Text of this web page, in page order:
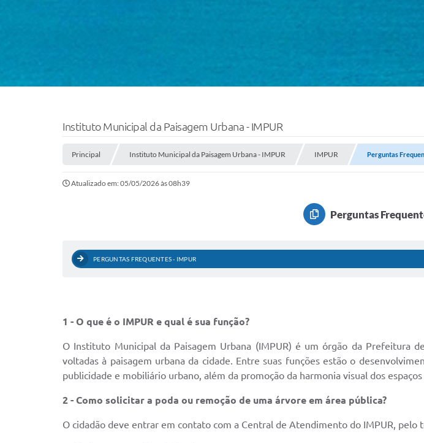
Instituto Municipal da Paisagem Urbana - IMPUR
Principal Instituto Municipal da Paisagem Urbana - IMPUR IMPUR Perguntas
Atualizado em: 05/05/2026 às 08h39
Perguntas
PERGUNTAS FREQUENTES - IMPUR
1 - O que é o IMPUR e qual é sua função?
O Instituto Municipal da Paisagem Urbana (IMPUR) é um órgão da Prefeitura
voltadas à paisagem urbana da cidade. Entre suas funções estão o
publicidade e mobiliário urbano, além da promoção da harmonia visual dos espaços
2 - Como solicitar a poda ou remoção de uma árvore em área pública?
O cidadão deve entrar em contato com a Central de Atendimento do IMPUR,